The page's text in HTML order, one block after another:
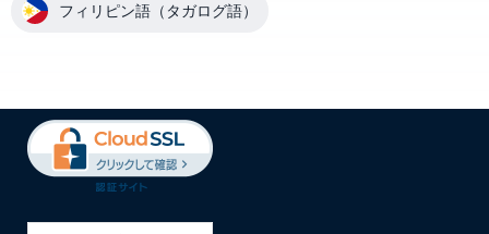
フィリピン語（タガログ語）